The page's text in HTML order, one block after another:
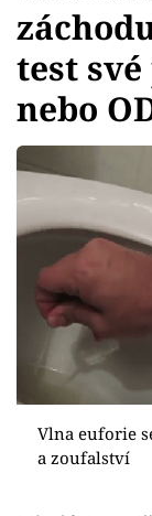
Témata
Youtubeři
Virály
Sex a
Videa
Sledujte
test
nebo
Vlna euforie
a zoufalství